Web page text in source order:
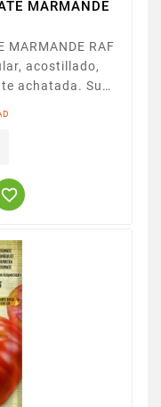
MARMANDE
MARMANDE RAF
acostillado,
achatada. Su
de la planta es
olor a
MARMANDE
